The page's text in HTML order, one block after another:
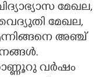
മേഖല,​
മേഖല,​
അ‍ഞ്ച്
വർഷം